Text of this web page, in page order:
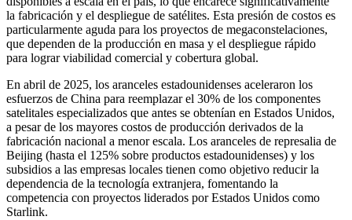
la fabricación y el despliegue de satélites. Esta presión de costos es
particularmente aguda para los proyectos de megaconstelaciones,
que dependen de la producción en masa y el despliegue rápido
para lograr viabilidad comercial y cobertura global.
En abril de 2025, los aranceles estadounidenses aceleraron los
esfuerzos de China para reemplazar el 30% de los componentes
satelitales especializados que antes se obtenían en Estados Unidos,
a pesar de los mayores costos de producción derivados de la
fabricación nacional a menor escala. Los aranceles de represalia de
Beijing (hasta el 125% sobre productos estadounidenses) y los
subsidios a las empresas locales tienen como objetivo reducir la
dependencia de la tecnología extranjera, fomentando la
competencia con proyectos liderados por Estados Unidos como
Starlink.